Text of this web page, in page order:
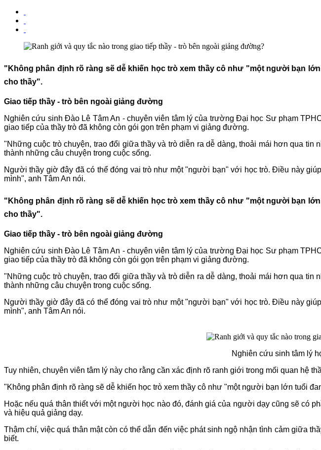
"Không phân định rõ ràng sẽ dễ khiến học trò xem thầy cô như "một người bạn
cho thầy".
Giao tiếp thầy - trò bên ngoài giảng đường
Nghiên cứu sinh Đào Lê Tâm An - chuyên viên tâm lý của trường Đại học Sư phạm
giao tiếp của thầy trò đã không còn gói gọn trên phạm vi giảng đường.
"Những cuộc trò chuyện, trao đổi giữa thầy và trò diễn ra dễ dàng, thoải mái hơn qua
thành những câu chuyện trong cuộc sống.
Người thầy giờ đây đã có thể đóng vai trò như một "người bạn" với học trò. Điều này
mình", anh Tâm An nói.
"Không phân định rõ ràng sẽ dễ khiến học trò xem thầy cô như "một người bạn
cho thầy".
Giao tiếp thầy - trò bên ngoài giảng đường
Nghiên cứu sinh Đào Lê Tâm An - chuyên viên tâm lý của trường Đại học Sư phạm
giao tiếp của thầy trò đã không còn gói gọn trên phạm vi giảng đường.
"Những cuộc trò chuyện, trao đổi giữa thầy và trò diễn ra dễ dàng, thoải mái hơn qua
thành những câu chuyện trong cuộc sống.
Người thầy giờ đây đã có thể đóng vai trò như một "người bạn" với học trò. Điều này
mình", anh Tâm An nói.
Nghiên cứu sinh tâm lý
Tuy nhiên, chuyên viên tâm lý này cho rằng cần xác định rõ ranh giới trong mối quan hệ
"Không phân định rõ ràng sẽ dễ khiến học trò xem thầy cô như "một người bạn lớn tuổi
Hoặc nếu quá thân thiết với một người học nào đó, đánh giá của người dạy cũng sẽ có
và hiệu quả giảng dạy.
Thậm chí, việc quá thân mật còn có thể dẫn đến việc phát sinh ngộ nhận tình cảm giữa
biết.